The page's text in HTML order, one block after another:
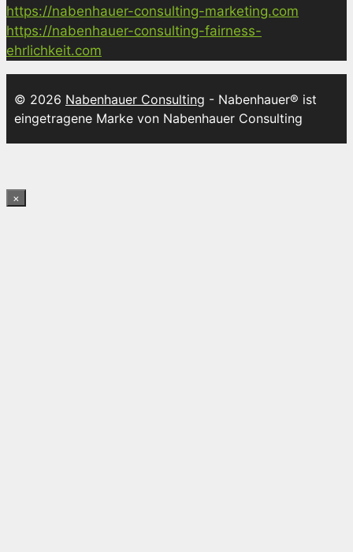
https://nabenhauer-consulting-marketing.com
https://nabenhauer-consulting-fairness-
ehrlichkeit.com
© 2026 Nabenhauer Consulting - Nabenhauer® ist
eingetragene Marke von Nabenhauer Consulting
×